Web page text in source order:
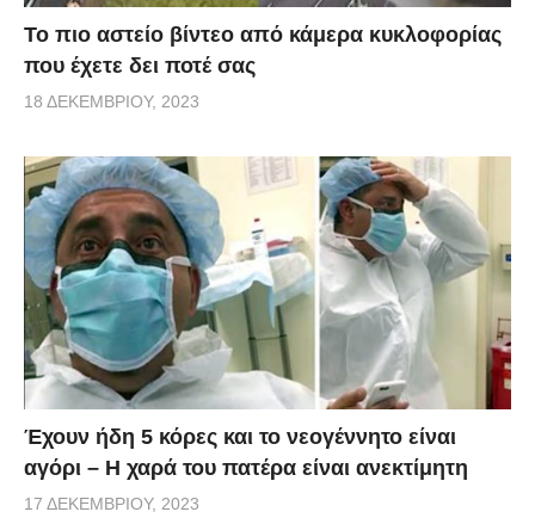
Το πιο αστείο βίντεο από κάμερα κυκλοφορίας
που έχετε δει ποτέ σας
18 ΔΕΚΕΜΒΡΊΟΥ, 2023
Έχουν ήδη 5 κόρες και το νεογέννητο είναι
αγόρι – Η χαρά του πατέρα είναι ανεκτίμητη
17 ΔΕΚΕΜΒΡΊΟΥ, 2023